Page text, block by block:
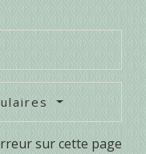
sur cette page